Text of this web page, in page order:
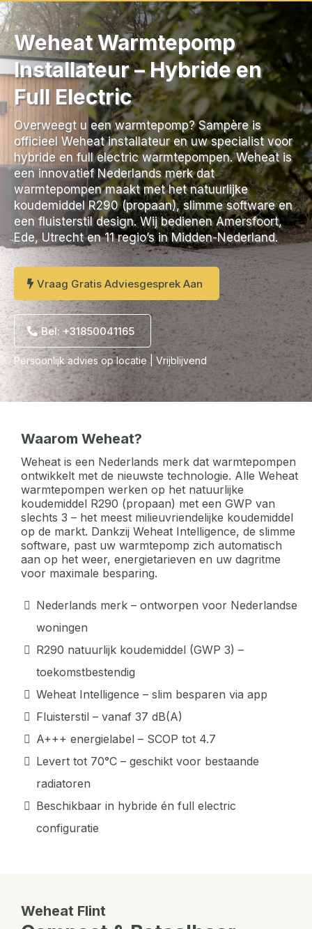
Weheat Warmtepomp
Installateur – Hybride en
Full Electric
Overweegt u een warmtepomp? Sampère is
officieel Weheat installateur en uw specialist voor
hybride en full electric warmtepompen. Weheat is
een innovatief Nederlands merk dat
warmtepompen maakt met het natuurlijke
koudemiddel R290 (propaan), slimme software en
een fluisterstil design. Wij bedienen Amersfoort,
Ede, Utrecht en 11 regio’s in Midden-Nederland.
Vraag Gratis Adviesgesprek Aan
Bel: +31850041165
Persoonlijk advies op locatie | Vrijblijvend
Waarom Weheat?
Weheat is een Nederlands merk dat warmtepompen
ontwikkelt met de nieuwste technologie. Alle Weheat
warmtepompen werken op het natuurlijke
koudemiddel R290 (propaan) met een GWP van
slechts 3 – het meest milieuvriendelijke koudemiddel
op de markt. Dankzij Weheat Intelligence, de slimme
software, past uw warmtepomp zich automatisch
aan op het weer, energietarieven en uw dagritme
voor maximale besparing.
Nederlands merk – ontworpen voor Nederlandse
woningen
R290 natuurlijk koudemiddel (GWP 3) –
toekomstbestendig
Weheat Intelligence – slim besparen via app
Fluisterstil – vanaf 37 dB(A)
A+++ energielabel – SCOP tot 4.7
Levert tot 70°C – geschikt voor bestaande
radiatoren
Beschikbaar in hybride én full electric
configuratie
Weheat Flint